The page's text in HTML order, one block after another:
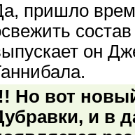
пришло
он
Но вот
и в